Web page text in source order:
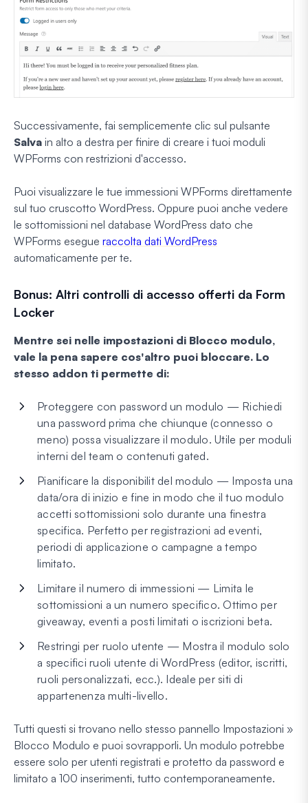
Successivamente, fai semplicemente clic sul pulsante
Salva in alto a destra per finire di creare i tuoi moduli
WPForms con restrizioni d'accesso.
Puoi visualizzare le tue immessioni WPForms direttamente
sul tuo cruscotto WordPress. Oppure puoi anche vedere
le sottomissioni nel database WordPress dato che
WPForms esegue raccolta dati WordPress
automaticamente per te.
Bonus: Altri controlli di accesso offerti da Form
Locker
Mentre sei nelle impostazioni di Blocco modulo,
vale la pena sapere cos'altro puoi bloccare. Lo
stesso addon ti permette di:
Proteggere con password un modulo — Richiedi
una password prima che chiunque (connesso o
meno) possa visualizzare il modulo. Utile per moduli
interni del team o contenuti gated.
Pianificare la disponibilit del modulo — Imposta una
data/ora di inizio e fine in modo che il tuo modulo
accetti sottomissioni solo durante una finestra
specifica. Perfetto per registrazioni ad eventi,
periodi di applicazione o campagne a tempo
limitato.
Limitare il numero di immessioni — Limita le
sottomissioni a un numero specifico. Ottimo per
giveaway, eventi a posti limitati o iscrizioni beta.
Restringi per ruolo utente — Mostra il modulo solo
a specifici ruoli utente di WordPress (editor, iscritti,
ruoli personalizzati, ecc.). Ideale per siti di
appartenenza multi-livello.
Tutti questi si trovano nello stesso pannello Impostazioni »
Blocco Modulo e puoi sovrapporli. Un modulo potrebbe
essere solo per utenti registrati e protetto da password e
limitato a 100 inserimenti, tutto contemporaneamente.